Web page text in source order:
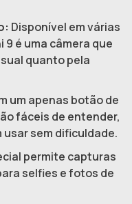
Disponível em várias
é uma câmera que
quanto pela
um apenas botão de
fáceis de entender,
sem dificuldade.
permite capturas
selfies e fotos de